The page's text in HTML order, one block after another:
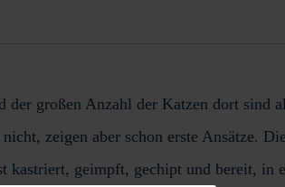
großen Anzahl der Katzen dort sind
zeigen aber schon erste Ansätze.
geimpft, gechipt und bereit, in